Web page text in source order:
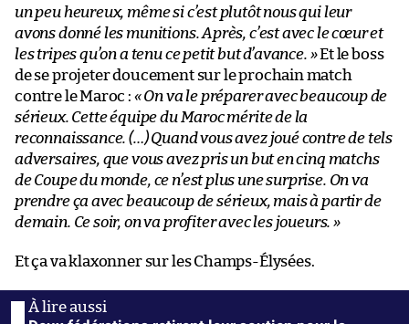
un peu heureux, même si c’est plutôt nous qui leur
avons donné les munitions. Après, c’est avec le cœur et
les tripes qu’on a tenu ce petit but d’avance. »Et le boss
de se projeter doucement sur le prochain match
contre le Maroc : « On va le préparer avec beaucoup de
sérieux. Cette équipe du Maroc mérite de la
reconnaissance. (…) Quand vous avez joué contre de tels
adversaires, que vous avez pris un but en cinq matchs
de Coupe du monde, ce n’est plus une surprise. On va
prendre ça avec beaucoup de sérieux, mais à partir de
demain. Ce soir, on va profiter avec les joueurs. »
Et ça va klaxonner sur les Champs-Élysées.